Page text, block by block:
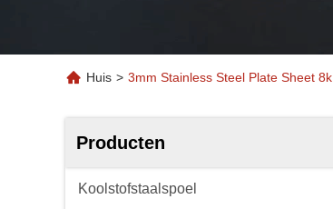
Huis > 3mm Stainless Steel Plate Sheet 8k
Producten
Koolstofstaalspoel